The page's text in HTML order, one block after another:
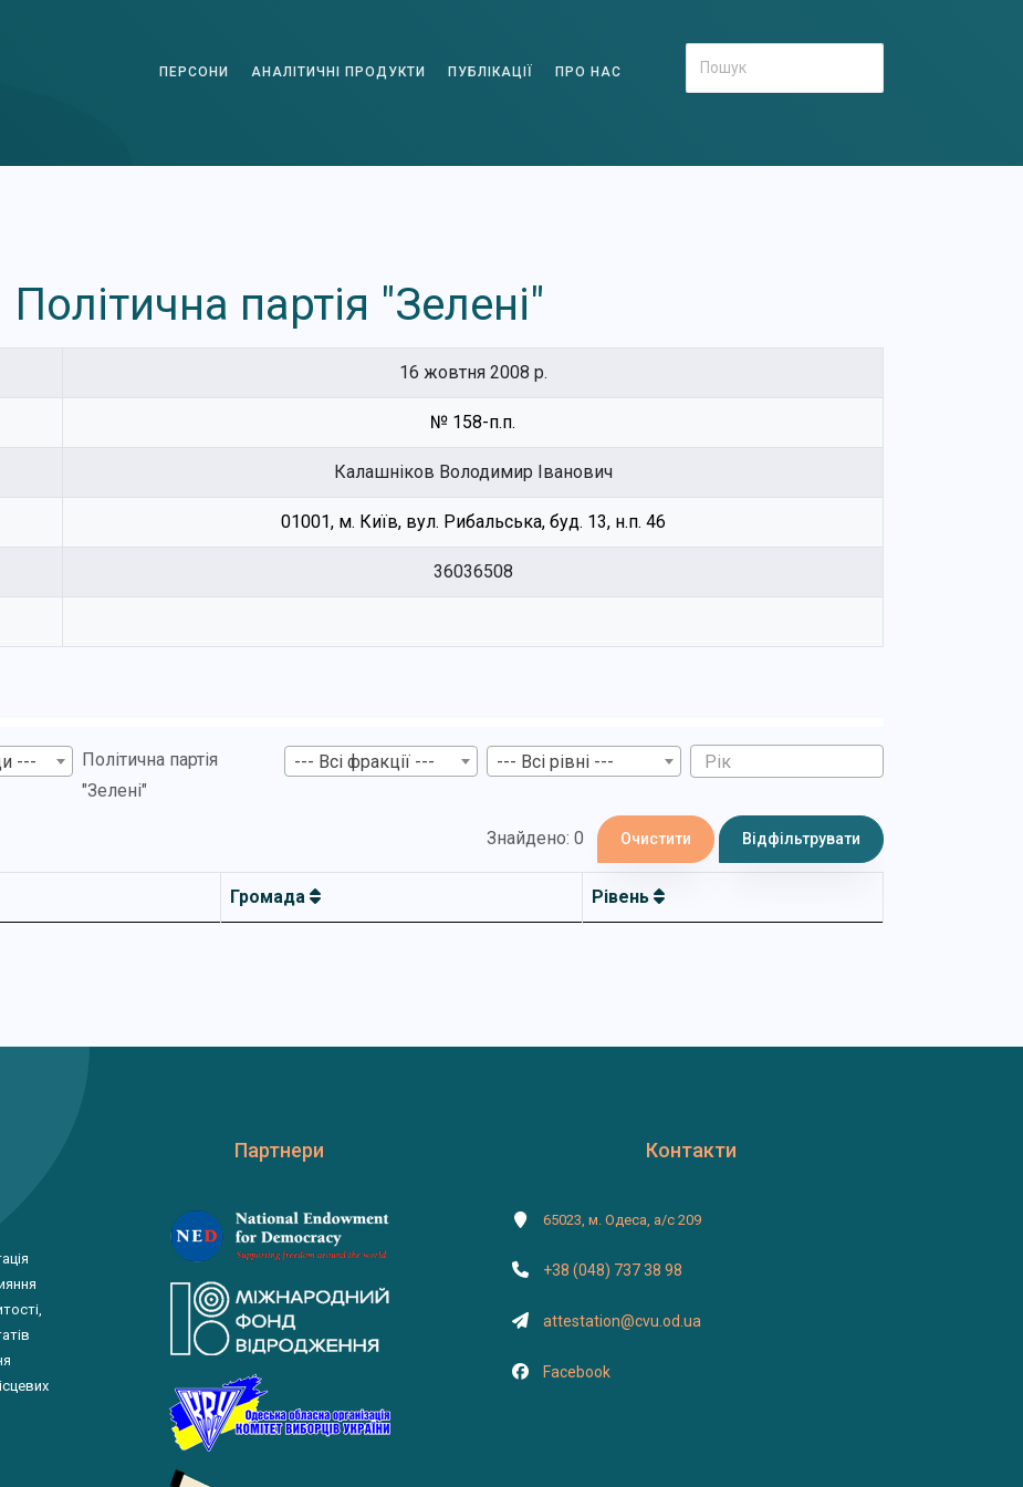
ПЕРСОНИ АНАЛІТИЧНІ ПРОДУКТИ ПУБЛІКАЦІЇ ПРО НАС
Політична партія "Зелені"
16 жовтня 2008 р.
№ 158-п.п.
Калашніков Володимир Іванович
01001, м. Київ, вул. Рибальська, буд. 13, н.п. 46
36036508
---
Політична партія
"Зелені"
--- Всі фракції --- --- Всі рівні ---
Знайдено: 0 Очистити Відфільтрувати
Громада Рівень
Партнери Контакти
65023, м. Одеса, а/с 209
+38 (048) 737 38 98
attestation@cvu.od.ua
Facebook